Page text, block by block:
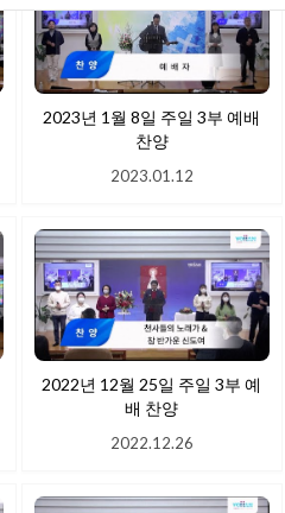
2023년 1월 8일 주일 3부 예배
찬양
2023.01.12
2022년 12월 25일 주일 3부 예
배 찬양
2022.12.26